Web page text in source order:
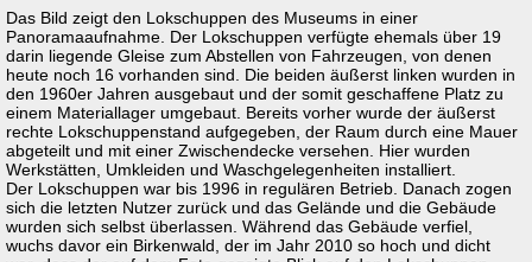
Das Bild zeigt den Lokschuppen des Museums in einer
Panoramaaufnahme. Der Lokschuppen verfügte ehemals über 19
darin liegende Gleise zum Abstellen von Fahrzeugen, von denen
heute noch 16 vorhanden sind. Die beiden äußerst linken wurden in
den 1960er Jahren ausgebaut und der somit geschaffene Platz zu
einem Materiallager umgebaut. Bereits vorher wurde der äußerst
rechte Lokschuppenstand aufgegeben, der Raum durch eine Mauer
abgeteilt und mit einer Zwischendecke versehen. Hier wurden
Werkstätten, Umkleiden und Waschgelegenheiten installiert.
Der Lokschuppen war bis 1996 in regulären Betrieb. Danach zogen
sich die letzten Nutzer zurück und das Gelände und die Gebäude
wurden sich selbst überlassen. Während das Gebäude verfiel,
wuchs davor ein Birkenwald, der im Jahr 2010 so hoch und dicht